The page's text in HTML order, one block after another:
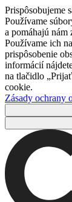
Prispôsobujeme
Používame
a pomáhajú
Používame ich
prispôsobenie
informácií
na tlačidlo
cookie.
Zásady ochrany